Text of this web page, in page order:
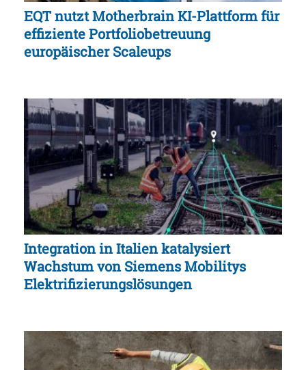
EQT nutzt Motherbrain KI-Plattform für
effiziente Portfoliobetreuung
europäischer Scaleups
Integration in Italien katalysiert
Wachstum von Siemens Mobilitys
Elektrifizierungslösungen